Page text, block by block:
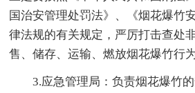
国治安管理处罚法》、《烟花爆竹
律法规的有关规定，严厉打击查处
售、储存、运输、燃放烟花爆竹行为
3.应急管理局：负责烟花爆竹的